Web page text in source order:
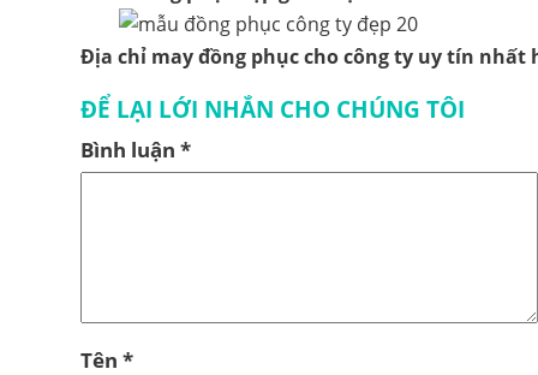
Địa chỉ may đồng phục cho công ty uy tín nhất
ĐỂ LẠI LỚI NHẮN CHO CHÚNG TÔI
Bình luận *
Tên *